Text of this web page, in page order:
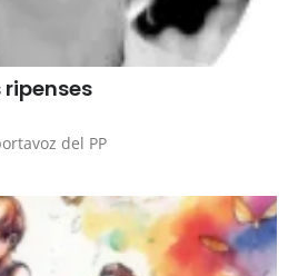
ripenses
del PP